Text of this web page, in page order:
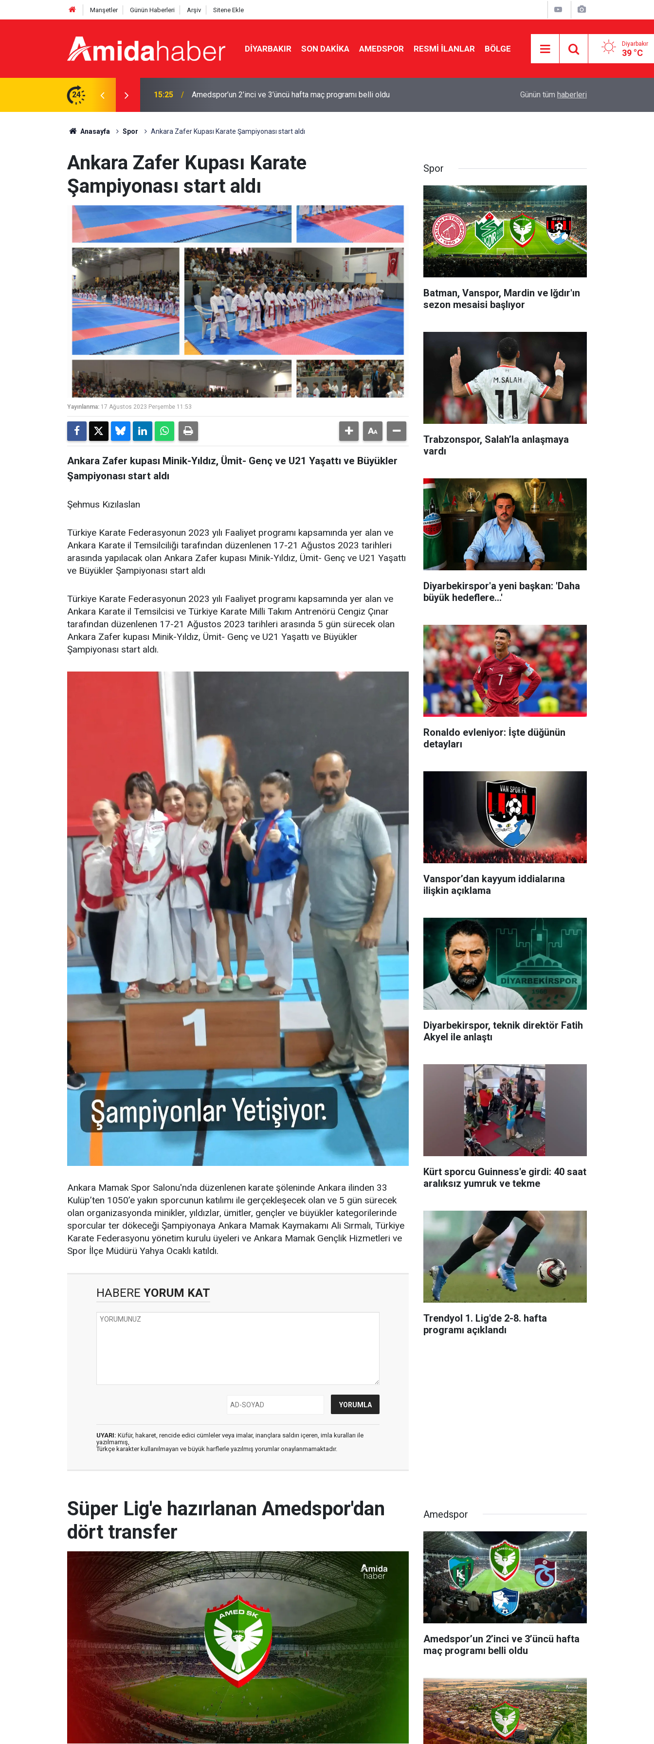
Manşetler Günün Haberleri Arşiv Sitene Ekle
DIYARBAKIR SON DAKIKA AMEDSPOR RESMI İLANLAR BÖLGE Diyarbakır
39 °C
24
maç programı belli oldu 15:13 Adalet Bakanı: Kayyımlar kalacak, Demirtaş çıkamayacak Diyarbakır’da yeşil arıkuşunun avı objektife
Günün tüm haberleri
Anasayfa Spor Ankara Zafer Kupası Karate Şampiyonası start aldı
Ankara Zafer Kupası Karate
Şampiyonası start aldı
Yayınlanma: 17 Ağustos 2023 Perşembe 11:53
Ankara Zafer kupası Minik-Yıldız, Ümit- Genç ve U21 Yaşattı ve Büyükler
Şampiyonası start aldı
Şehmus Kızılaslan
Türkiye Karate Federasyonun 2023 yılı Faaliyet programı kapsamında yer alan ve
Ankara Karate il Temsilciliği tarafından düzenlenen 17-21 Ağustos 2023 tarihleri
arasında yapılacak olan Ankara Zafer kupası Minik-Yıldız, Ümit- Genç ve U21 Yaşattı
ve Büyükler Şampiyonası start aldı
Türkiye Karate Federasyonun 2023 yılı Faaliyet programı kapsamında yer alan ve
Ankara Karate il Temsilcisi ve Türkiye Karate Milli Takım Antrenörü Cengiz Çınar
tarafından düzenlenen 17-21 Ağustos 2023 tarihleri arasında 5 gün sürecek olan
Ankara Zafer kupası Minik-Yıldız, Ümit- Genç ve U21 Yaşattı ve Büyükler
Şampiyonası start aldı.
Ankara Mamak Spor Salonu'nda düzenlenen karate şöleninde Ankara ilinden 33
Kulüp’ten 1050’e yakın sporcunun katılımı ile gerçekleşecek olan ve 5 gün sürecek
olan organizasyonda minikler, yıldızlar, ümitler, gençler ve büyükler kategorilerinde
sporcular ter dökeceği Şampiyonaya Ankara Mamak Kaymakamı Ali Sırmalı, Türkiye
Karate Federasyonu yönetim kurulu üyeleri ve Ankara Mamak Gençlik Hizmetleri ve
Spor İlçe Müdürü Yahya Ocaklı katıldı.
HABERE YORUM KAT
UYARI: Küfür, hakaret, rencide edici cümleler veya imalar, inançlara saldırı içeren, imla kuralları ile
yazılmamış,
Türkçe karakter kullanılmayan ve büyük harflerle yazılmış yorumlar onaylanmamaktadır.
Spor
Batman, Vanspor, Mardin ve Iğdır'ın
sezon mesaisi başlıyor
Trabzonspor, Salah’la anlaşmaya
vardı
Diyarbekirspor'a yeni başkan: 'Daha
büyük hedeflere...'
Ronaldo evleniyor: İşte düğünün
detayları
Vanspor’dan kayyum iddialarına
ilişkin açıklama
Diyarbekirspor, teknik direktör Fatih
Akyel ile anlaştı
Kürt sporcu Guinness'e girdi: 40 saat
aralıksız yumruk ve tekme
Trendyol 1. Lig'de 2-8. hafta
programı açıklandı
Süper Lig'e hazırlanan Amedspor'dan
dört transfer
Amedspor
Amedspor’un 2’inci ve 3’üncü hafta
maç programı belli oldu